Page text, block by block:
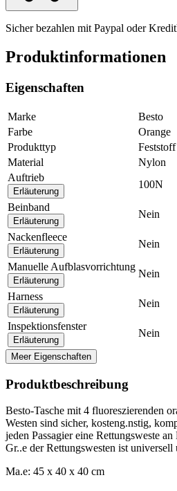
Sicher bezahlen mit Paypal oder
Produktinformationen
Eigenschaften
Marke
Besto
Farbe
Orange
Produkttyp
Material
Nylon
Auftrieb
Erläuterung
100N
Beinband
Erläuterung
Nein
Nackenfleece
Erläuterung
Nein
Manuelle Aufblasvorrichtung
Erläuterung
Nein
Harness
Erläuterung
Nein
Inspektionsfenster
Erläuterung
Nein
Meer Eigenschaften
Produktbeschreibung
Besto-Tasche mit 4 fluoreszierenden
Westen sind sicher, kosteng.nstig,
jeden Passagier eine Rettungsweste
Gr..e der Rettungswesten ist
Ma.e: 45 x 40 x 40 cm